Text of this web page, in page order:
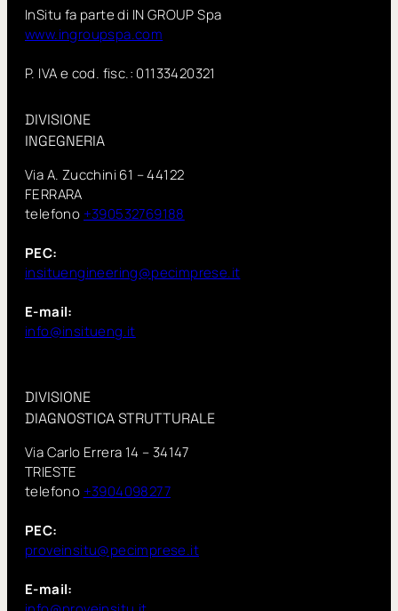
InSitu fa parte di IN GROUP Spa
www.ingroupspa.com
P. IVA e cod. fisc.: 01133420321
DIVISIONE
INGEGNERIA
Via A. Zucchini 61 – 44122
FERRARA
telefono +390532769188
PEC:
insituengineering@pecimprese.it
E-mail:
info@insitueng.it
DIVISIONE
DIAGNOSTICA STRUTTURALE
Via Carlo Errera 14 – 34147
TRIESTE
telefono +3904098277
PEC:
proveinsitu@pecimprese.it
E-mail: